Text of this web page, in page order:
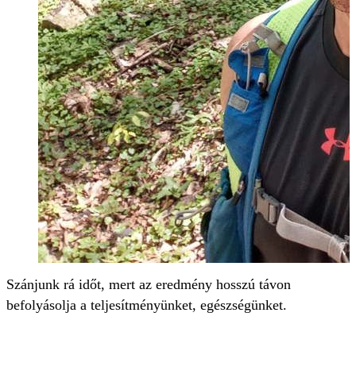
Szánjunk rá időt, mert az eredmény hosszú távon
befolyásolja a teljesítményünket, egészségünket.